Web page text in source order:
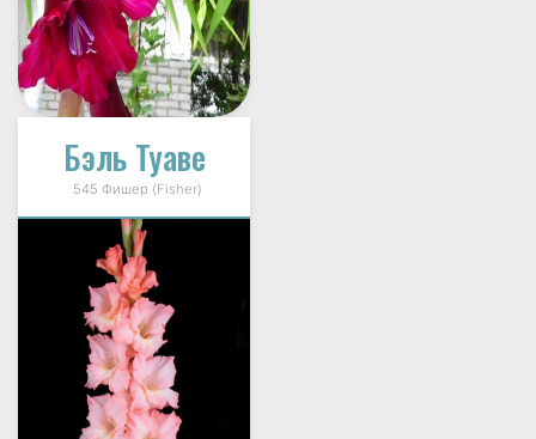
Бэль Туаве
545 Фишер (Fisher)